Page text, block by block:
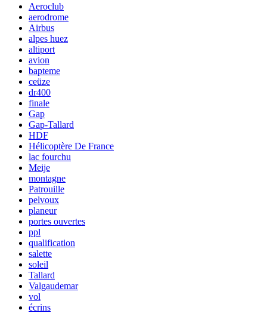
Aeroclub
aerodrome
Airbus
alpes huez
altiport
avion
bapteme
ceüze
dr400
finale
Gap
Gap-Tallard
HDF
Hélicoptère De France
lac fourchu
Meije
montagne
Patrouille
pelvoux
planeur
portes ouvertes
ppl
qualification
salette
soleil
Tallard
Valgaudemar
vol
écrins